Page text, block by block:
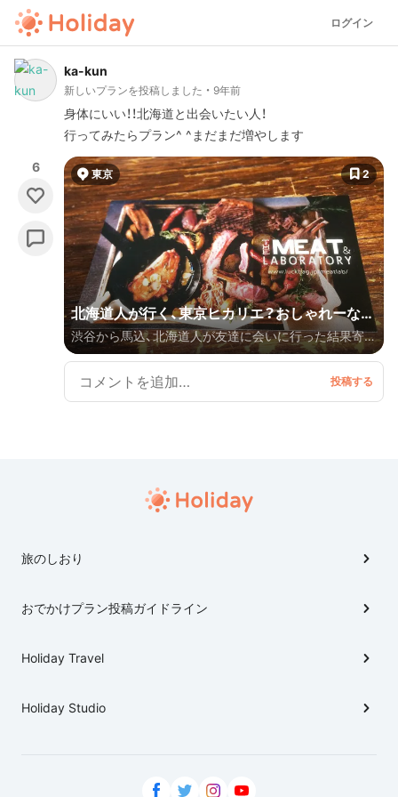
ログイン
ka-kun
新しいプランを投稿しました 9年前
身体にいい！！北海道と出会いたい人！
行ってみたらプラン^ ^まだまだ増やします
6 東京 2
北海道人が行く、東京ヒカリエ？おしゃれーなプ
ラン＋北海道味わい居酒屋
渋谷から馬込、北海道人が友達に会いに行った結果寄っ
た店やー😊 まだこのプランは開拓していきます！
旅のしおり
おでかけプラン投稿ガイドライン
Holiday Travel
Holiday Studio